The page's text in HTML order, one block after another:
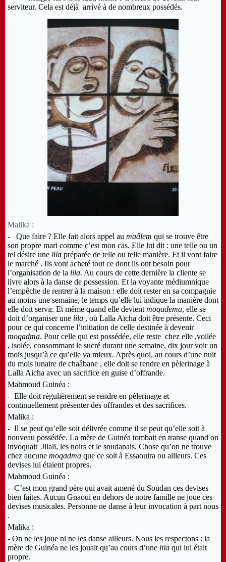
serviteur. Cela est déjà arrivé à de nombreux possédés.
Malika :
- Que faire ? Elle fait alors appel au maâlem qui se trouve être
son propre mari comme c’est mon cas. Elle lui dit : une telle ou un
tel désire une lila préparée de telle ou telle manière. Et il vont faire
le marché . Ils vont acheté tout ce dont ils ont besoin pour
l’organisation de la lila. Au cours de cette dernière la cliente se
livre alors à la danse de possession. Et la voyante médiumnique
l’empêche de rentrer à la maison : elle doit rester en sa compagnie
au moins une semaine, le temps qu’elle lui indique la manière dont
elle doit servir. Et même quand elle devient moqadema, elle se
doit d’organiser une lila , où Lalla Aïcha doit être présente. Ceci
pour ce qui concerne l’initiation de celle destinée à devenir
moqadma. Pour celle qui est possédée, elle reste chez elle ,voilée
, isolée, consommant le sucré durant une semaine, dix jour voir un
mois jusqu’à ce qu’elle va mieux. Après quoi, au cours d’une nuit
du mois lunaire de chaâbane , elle doit se rendre en pèlerinage à
Lalla Aicha avec un sacrifice en guise d’offrande.
Mahmoud Guinéa :
- Elle doit régulièrement se rendre en pèlerinage et
continuellement présenter des offrandes et des sacrifices.
Malika :
- Il se peut qu’elle soit délivrée comme il se peut qu’elle soit à
nouveau possédée. La mère de Guinéa tombait en transe quand on
invoquait Jilali, les noirs et le soudanais. Chose qu’on ne trouve
chez aucune moqadma que ce soit à Essaouira ou ailleurs. Ces
devises lui étaient propres.
Mahmoud Guinéa :
- C’est mon grand père qui avait amené du Soudan ces devises
bien faites. Aucun Gnaoui en dehors de notre famille ne joue ces
devises musicales. Personne ne danse à leur invocation à part nous
.
Malika :
- On ne les joue ni ne les danse ailleurs. Nous les respectons : la
mère de Guinéa ne les jouait qu’au cours d’une lila qui lui était
propre.